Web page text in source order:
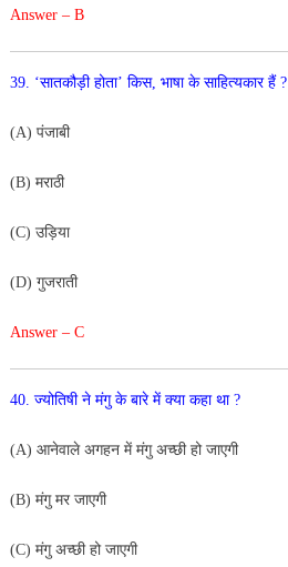
Answer – B
39. ‘सातकौड़ी होता’ किस, भाषा के साहित्यकार हैं ?
(A) पंजाबी
(B) मराठी
(C) उड़िया
(D) गुजराती
Answer – C
40. ज्योतिषी ने मंगु के बारे में क्या कहा था ?
(A) आनेवाले अगहन में मंगु अच्छी हो जाएगी
(B) मंगु मर जाएगी
(C) मंगु अच्छी हो जाएगी